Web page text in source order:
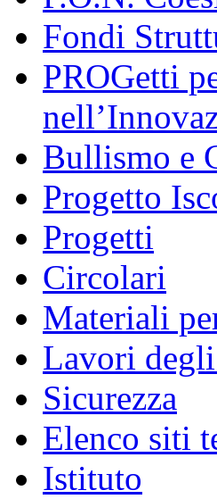
Fondi
PROGetti
Bullismo e
Progetto
Progetti
Circolari
Materiali
Lavori
Sicurezza
Elenco siti
Istituto